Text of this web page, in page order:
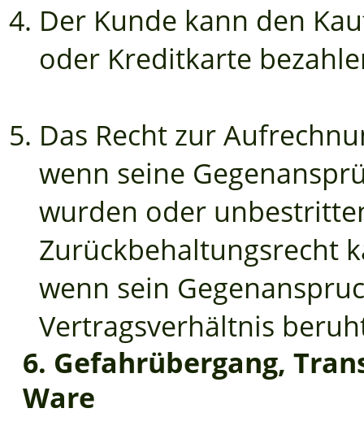
Der Kunde kann den
oder Kreditkarte
Das Recht zur
wenn seine
wurden oder
Zurückbehaltungsrecht
wenn sein
Vertragsverhältnis
6. Gefahrübergang,
Ware